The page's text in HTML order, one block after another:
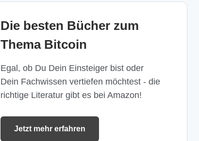
Die besten Bücher zum
Thema Bitcoin
Egal, ob Du Dein Einsteiger bist oder
Dein Fachwissen vertiefen möchtest - die
richtige Literatur gibt es bei Amazon!
Jetzt mehr erfahren